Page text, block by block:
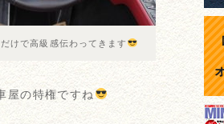
けで高級感伝わってきます
屋の特権ですね